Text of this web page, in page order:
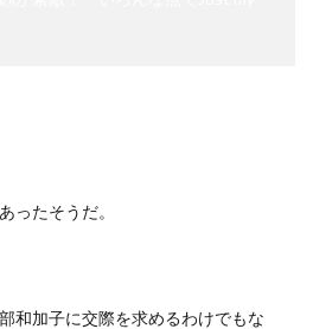
ったそうだ。
和加子に交際を求めるわけでもな